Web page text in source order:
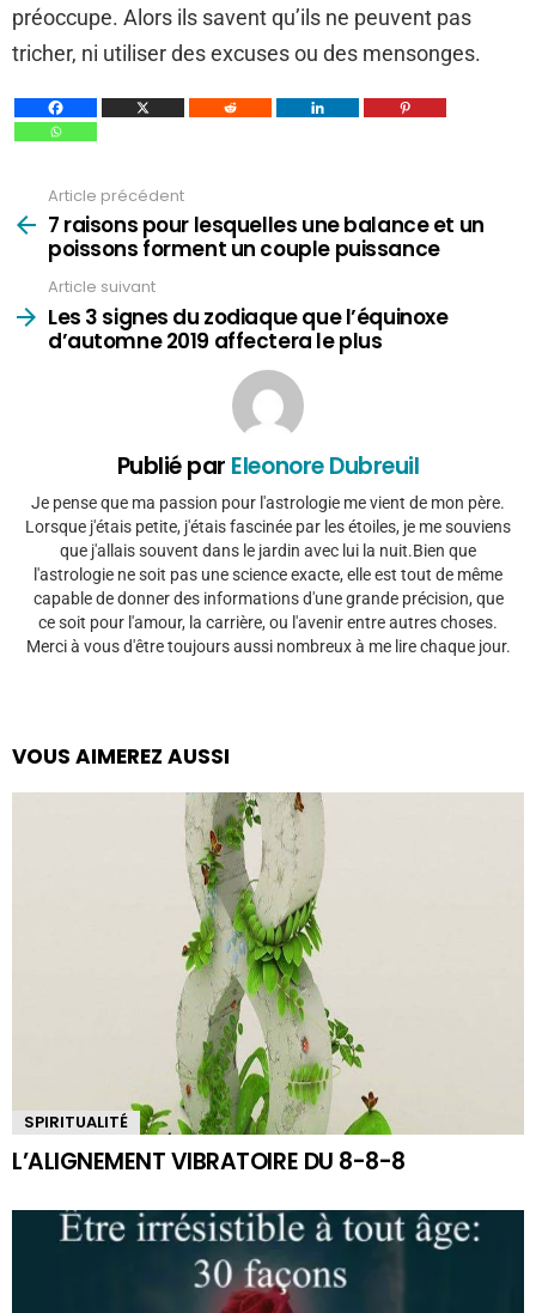
préoccupe. Alors ils savent qu’ils ne peuvent pas
tricher, ni utiliser des excuses ou des mensonges.
plus
Article précédent
7 raisons pour lesquelles une balance et un
poissons forment un couple puissance
Article suivant
Les 3 signes du zodiaque que l’équinoxe
d’automne 2019 affectera le plus
Publié par Eleonore Dubreuil
Je pense que ma passion pour l'astrologie me vient de mon père.
Lorsque j'étais petite, j'étais fascinée par les étoiles, je me souviens
que j'allais souvent dans le jardin avec lui la nuit.Bien que
l'astrologie ne soit pas une science exacte, elle est tout de même
capable de donner des informations d'une grande précision, que
ce soit pour l'amour, la carrière, ou l'avenir entre autres choses.
Merci à vous d'être toujours aussi nombreux à me lire chaque jour.
VOUS AIMEREZ AUSSI
SPIRITUALITÉ
L’ALIGNEMENT VIBRATOIRE DU 8-8-8